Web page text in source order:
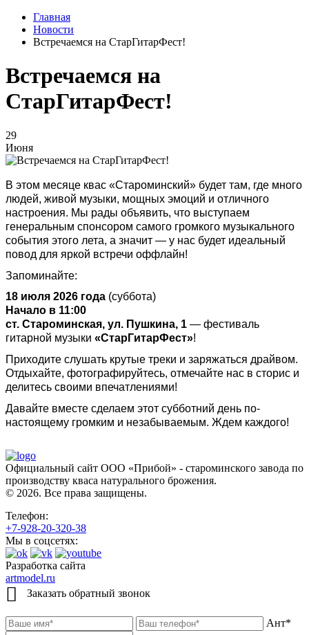
Главная
Новости
Встречаемся на СтарГитарФест!
Встречаемся на
СтарГитарФест!
29
Июня
В этом месяце квас «Староминский» будет там, где много
людей, живой музыки, мощных эмоций и отличного
настроения. Мы рады объявить, что выступаем
генеральным спонсором самого громкого музыкального
события этого лета, а значит — у нас будет идеальный
повод для яркой встречи оффлайн!
Запоминайте:
18 июля 2026 года (суббота)
Начало в 11:00
ст. Староминская, ул. Пушкина, 1 — фестиваль
гитарной музыки «СтарГитарФест»!
Приходите слушать крутые треки и заряжаться драйвом.
Отдыхайте, фотографируйтесь, отмечайте нас в сторис и
делитесь своими впечатлениями!
Давайте вместе сделаем этот субботний день по-
настоящему громким и незабываемым. Ждем каждого!
Официальный сайт ООО «Прибой» - староминского завода по
производству кваса натурального брожения.
© 2026. Все права защищены.
Телефон:
+7-928-20-320-38
Мы в соцсетях:
Разработка сайта
artmodel.ru
Заказать обратный звонок
Ант*